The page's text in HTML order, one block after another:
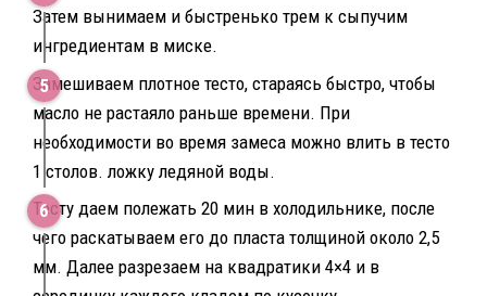
Затем вынимаем и быстренько трем к сыпучим
ингредиентам в миске.
Замешиваем плотное тесто, стараясь быстро, чтобы
масло не растаяло раньше времени. При
необходимости во время замеса можно влить в тесто
1 столов. ложку ледяной воды.
Тесту даем полежать 20 мин в холодильнике, после
чего раскатываем его до пласта толщиной около 2,5
мм. Далее разрезаем на квадратики 4×4 и в